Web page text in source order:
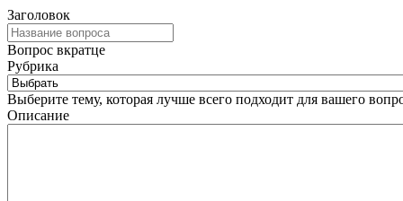
Заголовок
Вопрос вкратце
Рубрика
Выберите тему, которая лучше всего подходит для вашего
Описание